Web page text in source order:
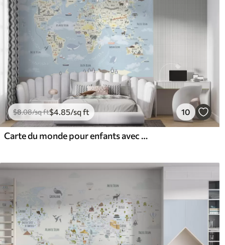
$8.08/sq ft$4.85/sq ft 10
Carte du monde pour enfants avec animaux et points de repère